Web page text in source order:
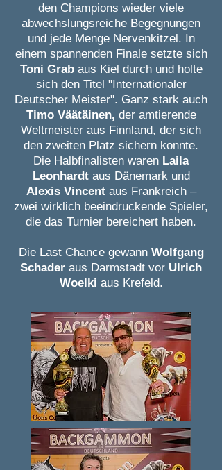
den Champions wieder viele
abwechslungsreiche Begegnungen
und jede Menge Nervenkitzel. In
einem spannenden Finale setzte sich
Toni Grab aus Kiel durch und holte
sich den Titel "Internationaler
Deutscher Meister". Ganz stark auch
Timo Väätäinen, der amtierende
Weltmeister aus Finnland, der sich
den zweiten Platz sichern konnte.
Die Halbfinalisten waren Laila
Leonhardt aus Dänemark und
Alexis Vincent aus Frankreich –
zwei wirklich beeindruckende Spieler,
die das Turnier bereichert haben.
Die Last Chance gewann Wolfgang
Schader aus Darmstadt vor Ulrich
Woelki aus Krefeld.